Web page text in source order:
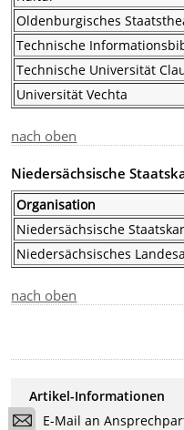
Oldenburgisches
Technische
Technische Universität
Universität Vechta
nach oben
Niedersächsische
Organisation
Niedersächsische
Niedersächsisches
nach oben
Artikel-Informationen
E-Mail an